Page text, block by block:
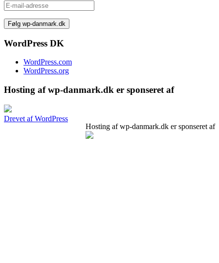
E-
mail-
adresse
WordPress DK
WordPress.com
WordPress.org
Hosting af wp-danmark.dk er sponseret af
Drevet af WordPress
Hosting af wp-danmark.dk er sponseret af